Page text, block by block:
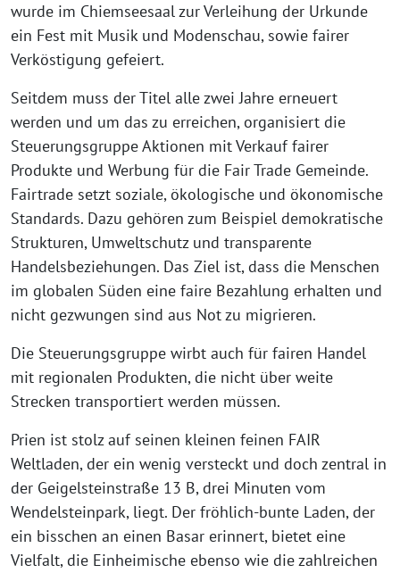
wurde im Chiemseesaal zur Verleihung der Urkunde
ein Fest mit Musik und Modenschau, sowie fairer
Verköstigung gefeiert.
Seitdem muss der Titel alle zwei Jahre erneuert
werden und um das zu erreichen, organisiert die
Steuerungsgruppe Aktionen mit Verkauf fairer
Produkte und Werbung für die Fair Trade Gemeinde.
Fairtrade setzt soziale, ökologische und ökonomische
Standards. Dazu gehören zum Beispiel demokratische
Strukturen, Umweltschutz und transparente
Handelsbeziehungen. Das Ziel ist, dass die Menschen
im globalen Süden eine faire Bezahlung erhalten und
nicht gezwungen sind aus Not zu migrieren.
Die Steuerungsgruppe wirbt auch für fairen Handel
mit regionalen Produkten, die nicht über weite
Strecken transportiert werden müssen.
Prien ist stolz auf seinen kleinen feinen FAIR
Weltladen, der ein wenig versteckt und doch zentral in
der Geigelstein­straße 13 B, drei Minuten vom
Wendelsteinpark, liegt. Der fröhlich-bunte Laden, der
ein bisschen an einen Basar erinnert, bietet eine
Vielfalt, die Einheimische ebenso wie die zahlreichen